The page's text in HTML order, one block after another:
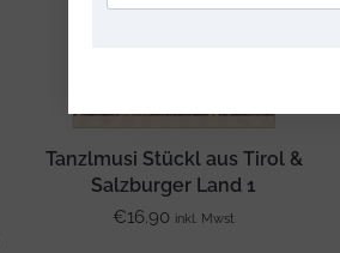
Tanzlmusi Stückl aus Tirol &
Salzburger Land 1
€16.90 inkl. Mwst